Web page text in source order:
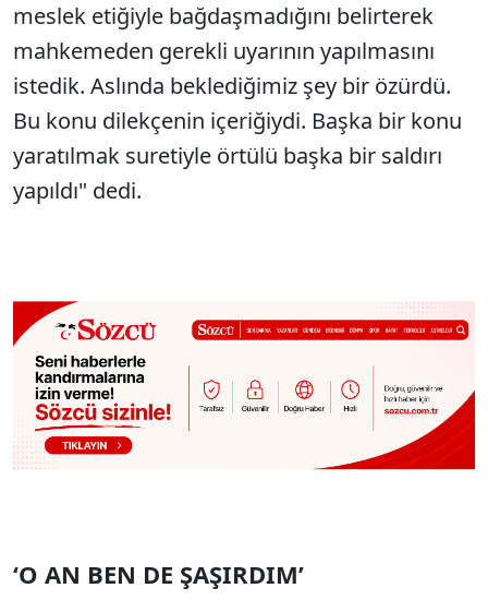
meslek etiğiyle bağdaşmadığını belirterek
mahkemeden gerekli uyarının yapılmasını
istedik. Aslında beklediğimiz şey bir özürdü.
Bu konu dilekçenin içeriğiydi. Başka bir konu
yaratılmak suretiyle örtülü başka bir saldırı
yapıldı" dedi.
‘O AN BEN DE ŞAŞIRDIM’